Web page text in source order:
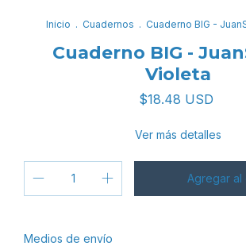
Inicio . Cuadernos . Cuaderno BIG -
Cuaderno BIG -
Violeta
$18.48 USD
Ver más detalles
Entregas para el CP:
Medios de envío